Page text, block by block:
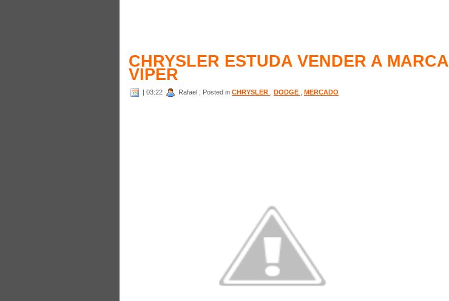
CHRYSLER ESTUDA VENDER A MARCA
VIPER
| 03:22 Rafael , Posted in CHRYSLER DODGE MERCADO